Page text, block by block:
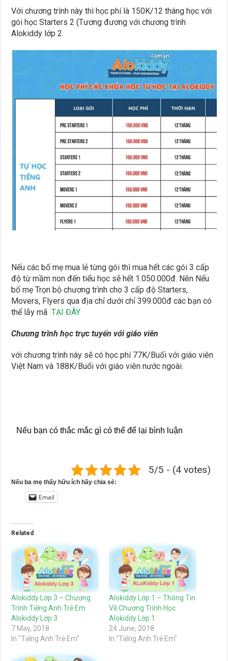
Với chương trình này thì học phí là 150K/12 tháng học với
gói học Starters 2 (Tương đương với chương trình
Alokiddy lớp 2.
Nếu các bố mẹ mua lẻ từng gói thì mua hết các gói 3 cấp
độ từ mầm non đến tiểu học sẽ hết 1.050.000đ. Nên Nếu
bố mẹ Trọn bộ chương trình cho 3 cấp độ Starters,
Movers, Flyers qua địa chỉ dưới chỉ 399.000đ các bạn có
thể lẫy mãTẠI ĐÂY
Chương trình học trực tuyến với giáo viên
với chương trình này sẽ có học phí 77K/Buổi với giáo viên
Việt Nam và 188K/Buổi với giáo viên nước ngoài.
Nếu bạn có thắc mắc gì có thể để lại bình luận
5/5 - (4 votes)
Nếu ba mẹ thấy hữu ích hãy chia sẻ:
Email
Related
Alokiddy Lớp 3 – Chương
Trình Tiếng Anh Trẻ Em
Alokiddy Lớp 3
7 May, 2018
In "Tiếng Anh Trẻ Em"
Alokiddy Lớp 1 – Thông Tin
Về Chương Trình Học
Alokiddy Lớp 1
24 June, 2018
In "Tiếng Anh Trẻ Em"